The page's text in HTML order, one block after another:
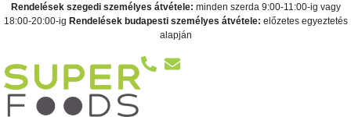
Rendelések szegedi személyes átvétele: minden szerda 9:00-11:00-ig vagy
18:00-20:00-ig Rendelések budapesti személyes átvétele: előzetes egyeztetés
alapján